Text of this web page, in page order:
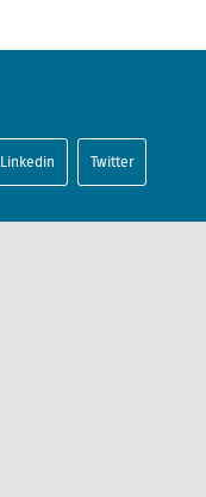
Linkedin Twitter